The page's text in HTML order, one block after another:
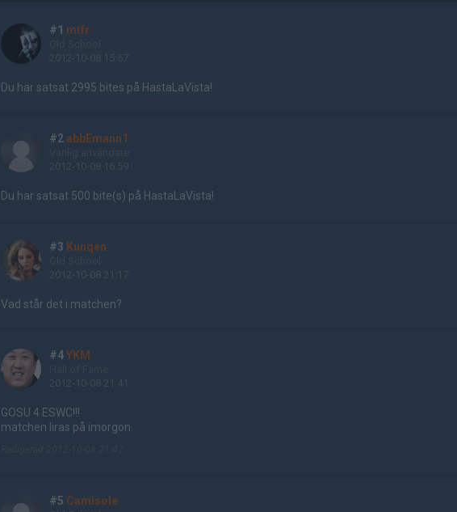
#1 mtfr
2012-10-08 15:57
Du har satsat 2995 bites på HastaLaVista!
#2 abbEmann1
2012-10-08 16:59
Du har satsat 500 bite(s) på HastaLaVista!
#3 Kunqen
2012-10-08 21:17
Vad står det i matchen?
#4YKM
2012-10-08 21:41
GOSU 4 ESWC!!!
matchen liras på imorgon.
#5 Camisole